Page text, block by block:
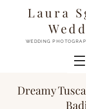
Laura
WEDDING
Dreamy